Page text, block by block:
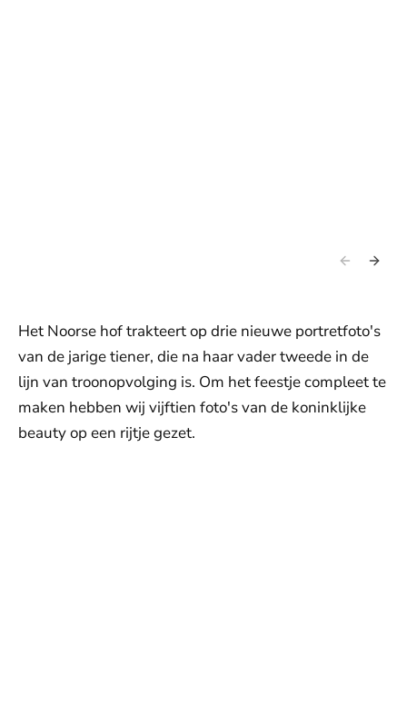
Het Noorse hof trakteert op drie nieuwe portretfoto's
van de jarige tiener, die na haar vader tweede in de
lijn van troonopvolging is. Om het feestje compleet te
maken hebben wij vijftien foto's van de koninklijke
beauty op een rijtje gezet.